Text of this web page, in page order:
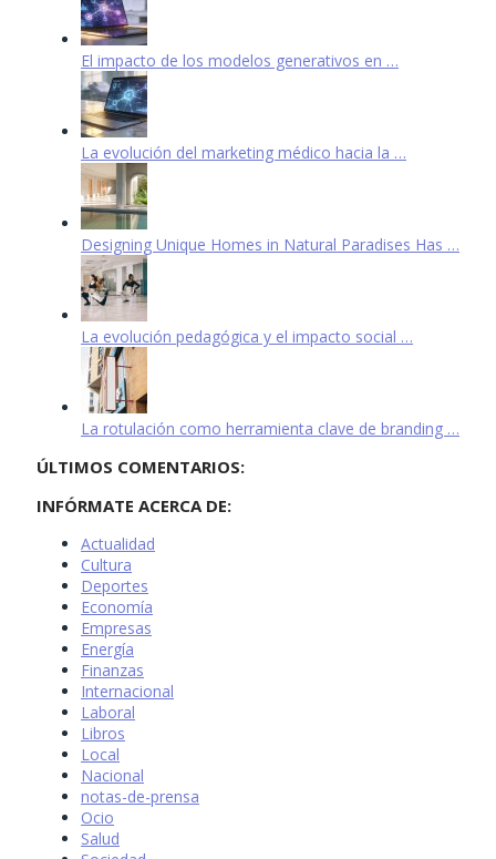
El impacto de los modelos generativos en …
La evolución del marketing médico hacia la …
Designing Unique Homes in Natural Paradises Has …
La evolución pedagógica y el impacto social …
La rotulación como herramienta clave de branding …
ÚLTIMOS COMENTARIOS:
INFÓRMATE ACERCA DE:
Actualidad
Cultura
Deportes
Economía
Empresas
Energía
Finanzas
Internacional
Laboral
Libros
Local
Nacional
notas-de-prensa
Ocio
Salud